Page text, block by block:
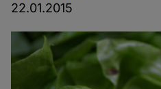
22.01.2015